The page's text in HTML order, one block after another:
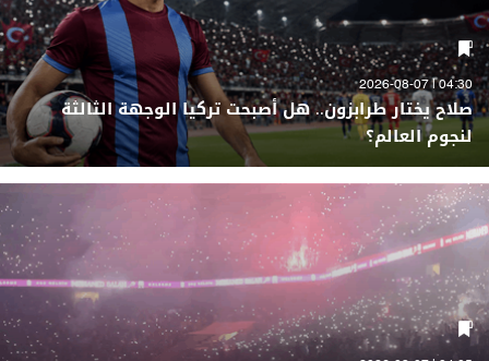
04:30 | 2026-08-07
صلاح يختار طرابزون.. هل أصبحت تركيا الوجهة الثالثة
لنجوم العالم؟